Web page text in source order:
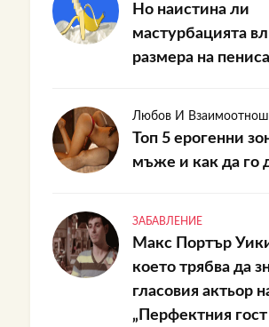
Но наистина ли
мастурбацията
размера на
Любов И
Топ 5 ерогенни
мъже и как да го
ЗАБАВЛЕНИЕ
Макс Портър
което трябва да
гласовия актьор
„Перфектния гост